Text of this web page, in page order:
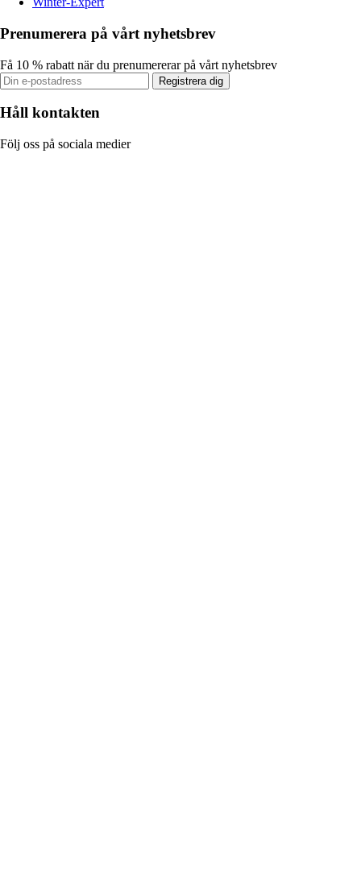
Prenumerera på vårt nyhetsbrev
Få 10 % rabatt när du prenumererar på vårt nyhetsbrev
Registrera dig
Håll kontakten
Följ oss på sociala medier